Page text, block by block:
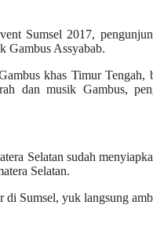
Sumsel 2017,
Gambus Assyabab.
khas Timur
dan musik Gambus,
Selatan sudah
Selatan.
di Sumsel, yuk langsung